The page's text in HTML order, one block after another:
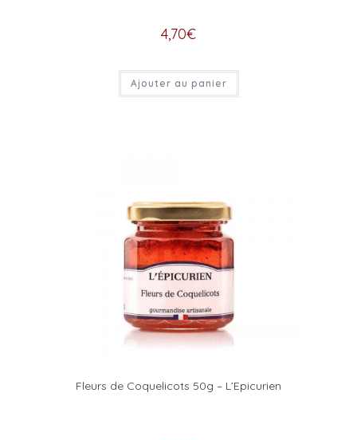
4,70€
Ajouter au panier
Fleurs de Coquelicots 50g – L’Epicurien